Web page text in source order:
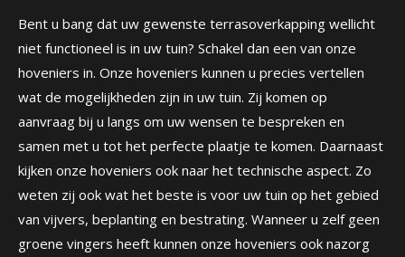
Bent u bang dat uw gewenste terrasoverkapping wellicht
niet functioneel is in uw tuin? Schakel dan een van onze
hoveniers in. Onze hoveniers kunnen u precies vertellen
wat de mogelijkheden zijn in uw tuin. Zij komen op
aanvraag bij u langs om uw wensen te bespreken en
samen met u tot het perfecte plaatje te komen. Daarnaast
kijken onze hoveniers ook naar het technische aspect. Zo
weten zij ook wat het beste is voor uw tuin op het gebied
van vijvers, beplanting en bestrating. Wanneer u zelf geen
groene vingers heeft kunnen onze hoveniers ook nazorg